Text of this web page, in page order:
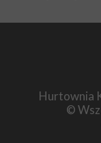
Hurtownia
©